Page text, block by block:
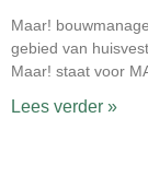
Maar!
gebied van
Maar! staat voor
Lees verder »